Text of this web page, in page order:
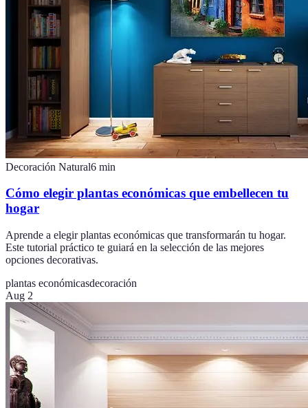
Decoración Natural6 min
Cómo elegir plantas económicas que embellecen tu
hogar
Aprende a elegir plantas económicas que transformarán tu hogar.
Este tutorial práctico te guiará en la selección de las mejores
opciones decorativas.
plantas económicasdecoración
Aug 2